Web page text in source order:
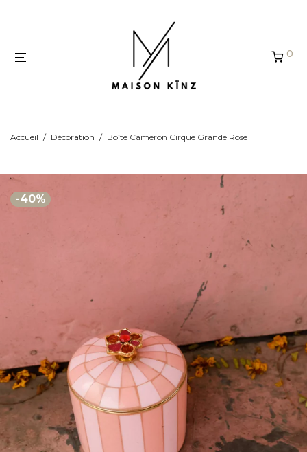
0
Accueil / Décoration / Boîte Cameron Cirque Grande Rose
-40%